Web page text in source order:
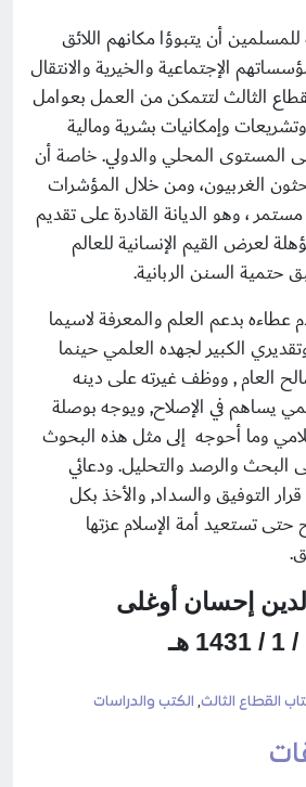
أن يتبوؤا مكانهم اللائق
الإجتماعية والخيرية والانتقال
الثالث لتتمكن من العمل بعوامل
وإمكانيات بشرية ومالية
المستوى المحلي والدولي. خاصة أن
الغربيون، ومن خلال المؤشرات
، وهو الديانة القادرة على تقديم
لعرض القيم الإنسانية للعالم
حتمية السنن الربانية.
بدعم العلم والمعرفة لاسيما
الكبير لجهده العلمي حينما
العام , ووظف غيرته على دينه
يساهم في الإصلاح, ويوجه بوصلة
وما أحوجه إلى مثل هذه البحوث
البحث والرصد والتحليل. ودعائي
التوفيق والسداد, والأخذ بكل
تستعيد أمة الإسلام عزتها
إحسان أوغلى
القطاع الثالث, الكتب والدراسات